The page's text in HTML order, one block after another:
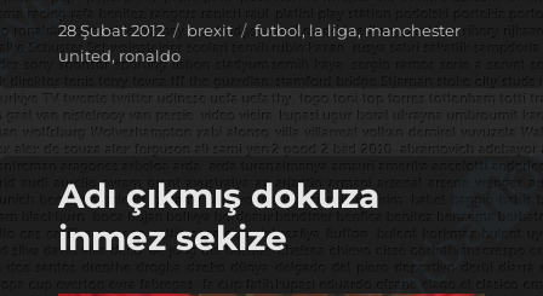
Yayın
tarihi
28 Şubat 2012 Kategoriler
brexit Etiketler
futbol, la liga, manchester
united, ronaldo
Adı çıkmış dokuza
inmez sekize